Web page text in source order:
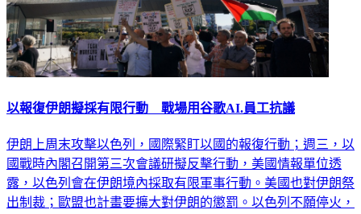
以報復伊朗擬採有限行動 戰場用谷歌AI.員工抗議
伊朗上周末攻擊以色列，國際緊盯以國的報復行動；週三，以
國戰時內閣召開第三次會議研擬反擊行動，美國情報單位透
露，以色列會在伊朗境內採取有限軍事行動。美國也對伊朗祭
出制裁；歐盟也計畫要擴大對伊朗的懲罰。以色列不願停火，